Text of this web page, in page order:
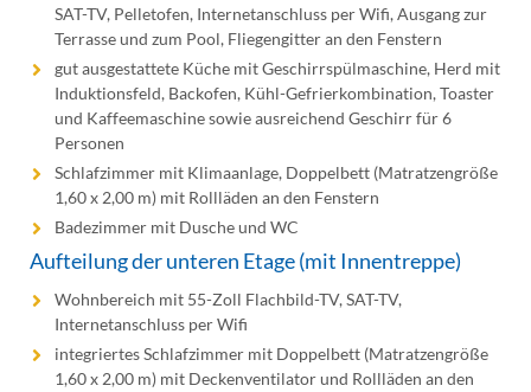
SAT-TV, Pelletofen, Internetanschluss per Wifi, Ausgang zur
Terrasse und zum Pool, Fliegengitter an den Fenstern
gut ausgestattete Küche mit Geschirrspülmaschine, Herd mit
Induktionsfeld, Backofen, Kühl-Gefrierkombination, Toaster
und Kaffeemaschine sowie ausreichend Geschirr für 6
Personen
Schlafzimmer mit Klimaanlage, Doppelbett (Matratzengröße
1,60 x 2,00 m) mit Rollläden an den Fenstern
Badezimmer mit Dusche und WC
Aufteilung der unteren Etage (mit Innentreppe)
Wohnbereich mit 55-Zoll Flachbild-TV, SAT-TV,
Internetanschluss per Wifi
integriertes Schlafzimmer mit Doppelbett (Matratzengröße
1,60 x 2,00 m) mit Deckenventilator und Rollläden an den